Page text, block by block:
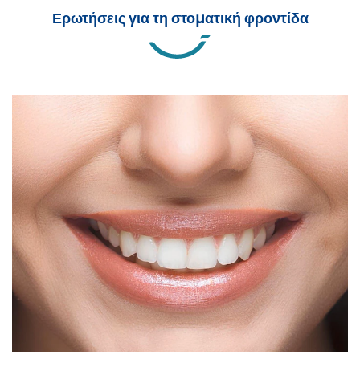
Ερωτήσεις για τη στοματική φροντίδα